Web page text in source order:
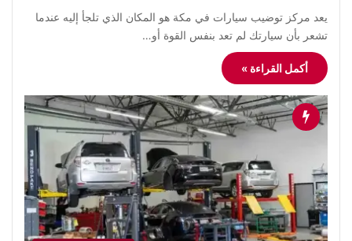
يعد مركز توضيب سيارات في مكة هو المكان الذي تلجأ إليه عندما
تشعر بأن سيارتك لم تعد بنفس القوة أو…
أكمل القراءة »